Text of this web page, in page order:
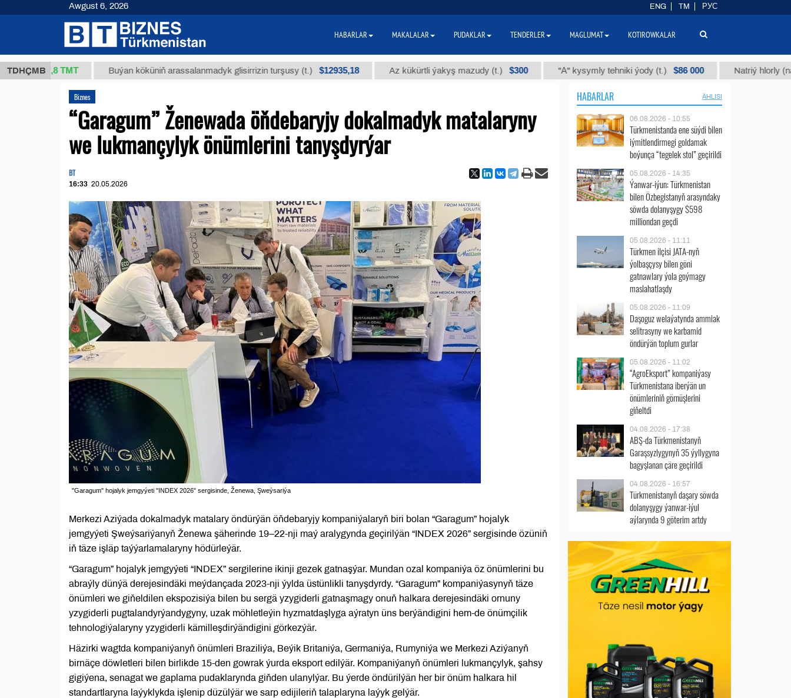
TDHÇMB
ТМТ Buýan köküniň arassalanmadyk glisirrizin turşusy (t.) $12935,18 Az kükürtli ýakyş mazudy (t.) $300 "А" kysymly tehniki ýody (t.) $86 000 Natriý hlorly (nahar
Biznes
“Garagum” Ženewada öňdebaryjy dokalmadyk matalaryny
we lukmançylyk önümlerini tanyşdyrýar
BT
16:33 20.05.2026
"Garagum" hojalyk jemgyýeti "INDEX 2026" sergisinde, Ženewa, Şweýsariýa
Merkezi Aziýada dokalmadyk matalary öndürýän öňdebaryjy kompaniýalaryň biri bolan “Garagum” hojalyk
jemgyýeti Şweýsariýanyň Ženewa şäherinde 19–22-nji maý aralygynda geçirilýän “INDEX 2026” sergisinde özüniň
iň täze işläp taýýarlamalaryny hödürleýär.
“Garagum” hojalyk jemgyýeti “INDEX” sergilerine ikinji gezek gatnaşýar. Mundan ozal kompaniýa öz önümlerini bu
abraýly dünýä derejesindäki meýdançada 2023-nji ýylda üstünlikli tanyşdyrdy. “Garagum” kompaniýasynyň täze
önümleri we giňeldilen ekspozisiýa bilen bu sergä yzygiderli gatnaşmagy onuň halkara derejesindäki ornuny
yzygiderli pugtalandyrýandygyny, uzak möhletleýin hyzmatdaşlyga aýratyn üns berýändigini hem-de önümçilik
tehnologiýalaryny yzygiderli kämilleşdirýändigini görkezýär.
Häzirki wagtda kompaniýanyň önümleri Braziliýa, Beýik Britaniýa, Germaniýa, Rumyniýa we Merkezi Aziýanyň
birnäçe döwletleri bilen birlikde 15-den gowrak ýurda eksport edilýär. Kompaniýanyň önümleri lukmançylyk, şahsy
gigiýena, senagat we gaplama pudaklarynda giňden ulanylýar. Bu ýerde öndürilýän her bir önüm halkara hil
standartlaryna laýyklykda işlenip düzülýär we sarp edijileriň talaplaryna laýyk gelýär.
HABARLAR ÄHLISI
06.08.2026 - 10:55
Türkmenistanda ene süýdi bilen
iýmitlendirmegi goldamak
boýunça “tegelek stol” geçirildi
05.08.2026 - 14:35
Ýanwar-iýun: Türkmenistan
bilen Özbegistanyň arasyndaky
söwda dolanyşygy $598
milliondan geçdi
05.08.2026 - 11:11
Türkmen ilçisi JATA-nyň
ýolbaşçysy bilen göni
gatnawlary ýola goýmagy
maslahatlaşdy
05.08.2026 - 11:09
Daşoguz welaýatynda ammiak
selitrasyny we karbamid
öndürýän toplum gurlar
05.08.2026 - 11:02
“AgroEksport” kompaniýasy
Türkmenistana iberýän un
önümleriniň görnüşlerini
giňeltdi
04.08.2026 - 17:38
ABŞ-da Türkmenistanyň
Garaşsyzlygynyň 35 ýyllygyna
bagyşlanan çäre geçirildi
04.08.2026 - 16:57
Türkmenistanyň daşary söwda
dolanyşygy ýanwar-iýul
aýlarynda 9 göterim artdy
Awgust 6, 2026 ENG TM РУС
HABARLAR MAKALALAR PUDAKLAR TENDERLER MAGLUMAT KOTIROWKALAR